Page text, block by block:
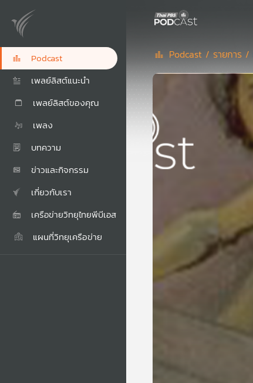
Podcast
เพลย์ลิสต์แนะนำ
เพลย์ลิสต์ของคุณ
เพลง
บทความ
ข่าวและกิจกรรม
เกี่ยวกับเรา
เครือข่ายวิทยุไทยพีบีเอส
แผนที่วิทยุเครือข่าย
Podcast / รายการ /